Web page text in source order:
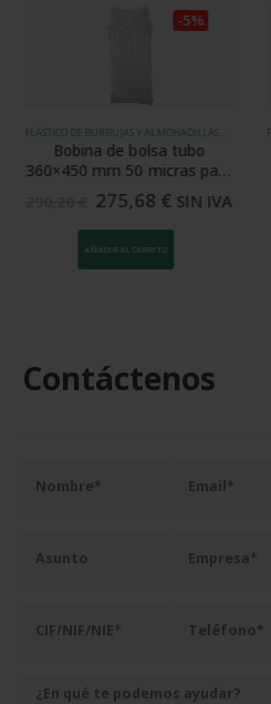
Bobina de bolsa tubo
360×450 mm 50 micras para
SPK 7003V
275,68 € SIN IVA
-5%
AÑADIR AL CARRITO
Contáctenos